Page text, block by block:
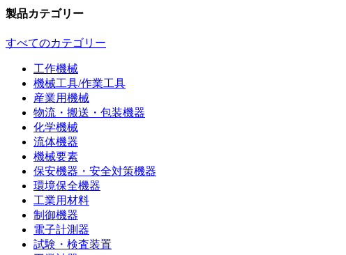
製品カテゴリー
すべてのカテゴリー
工作機械
機械工具/作業工具
産業用機械
物流・搬送・包装機器
化学機械
流体機器
機械要素
保安機器・安全対策機器
環境保全機器
工業用材料
制御機器
電子計測器
試験・検査装置